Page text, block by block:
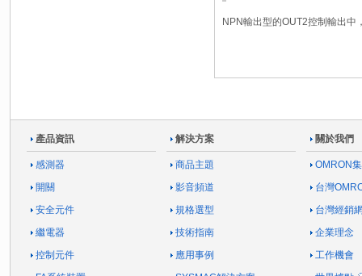
NPN輸出型的OUT2控制輸出中
產品資訊
感測器
開關
安全元件
繼電器
控制元件
解決方案
商品主題
影音頻道
規格選型
技術指南
應用事例
關於我們
OMRON
台灣
台灣經銷
企業理念
工作機會